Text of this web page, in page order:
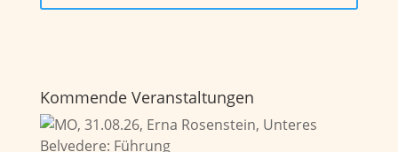
Kommende Veranstaltungen